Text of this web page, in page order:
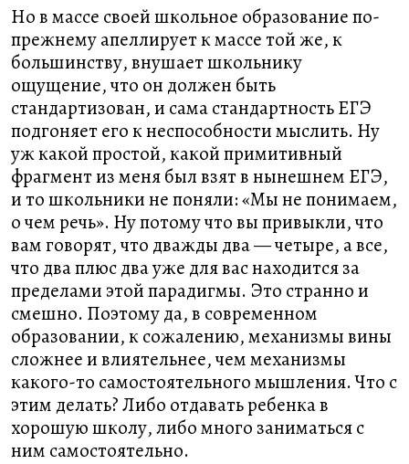
Но в массе своей школьное образование по-
прежнему апеллирует к массе той же, к
большинству, внушает школьнику
ощущение, что он должен быть
стандартизован, и сама стандартность ЕГЭ
подгоняет его к неспособности мыслить. Ну
уж какой простой, какой примитивный
фрагмент из меня был взят в нынешнем ЕГЭ,
и то школьники не поняли: «Мы не понимаем,
о чем речь». Ну потому что вы привыкли, что
вам говорят, что дважды два — четыре, а все,
что два плюс два уже для вас находится за
пределами этой парадигмы. Это странно и
смешно. Поэтому да, в современном
образовании, к сожалению, механизмы вины
сложнее и влиятельнее, чем механизмы
какого-то самостоятельного мышления. Что с
этим делать? Либо отдавать ребенка в
хорошую школу, либо много заниматься с
ним самостоятельно.